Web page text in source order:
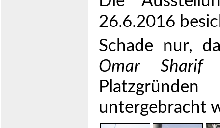
26.6.2016
Schade nur,
Omar Sharif
untergebracht